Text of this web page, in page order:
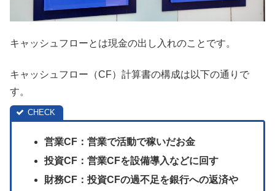
キャッシュフローとは現金の出し入れのことです。
キャッシュフロー（CF）計算書の構成は以下の通りで
す。
営業CF：営業で活動で稼いだお金
投資CF：営業CFを設備導入などに回す
財務CF：投資CFの過不足を銀行への返済や